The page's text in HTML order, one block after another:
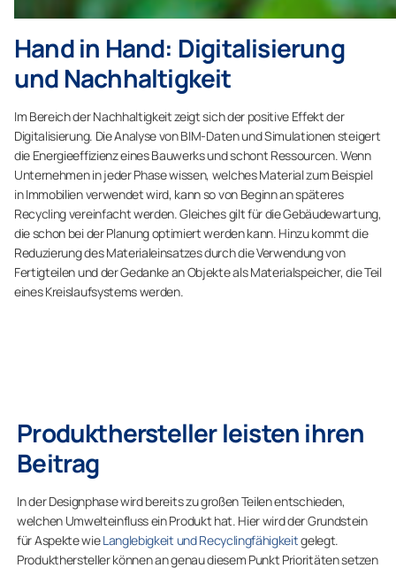
Hand in Hand: Digitalisierung
und Nachhaltigkeit
Im Bereich der Nachhaltigkeit zeigt sich der positive Effekt der
Digitalisierung. Die Analyse von BIM-Daten und Simulationen steigert
die Energieeffizienz eines Bauwerks und schont Ressourcen. Wenn
Unternehmen in jeder Phase wissen, welches Material zum Beispiel
in Immobilien verwendet wird, kann so von Beginn an späteres
Recycling vereinfacht werden. Gleiches gilt für die Gebäudewartung,
die schon bei der Planung optimiert werden kann. Hinzu kommt die
Reduzierung des Materialeinsatzes durch die Verwendung von
Fertigteilen und der Gedanke an Objekte als Materialspeicher, die Teil
eines Kreislaufsystems werden.
Produkthersteller leisten ihren
Beitrag
In der Designphase wird bereits zu großen Teilen entschieden,
welchen Umwelteinfluss ein Produkt hat. Hier wird der Grundstein
für Aspekte wieLanglebigkeit und Recyclingfähigkeitgelegt.
Produkthersteller können an genau diesem Punkt Prioritäten setzen